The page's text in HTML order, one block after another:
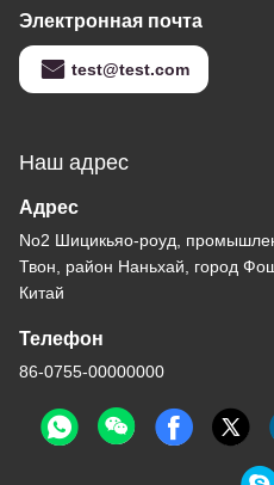
Электронная почта
test@test.com
Наш адрес
Адрес
No2 Шицикьяо-роуд,
Твон, район Наньхай, город
Китай
Телефон
86-0755-00000000